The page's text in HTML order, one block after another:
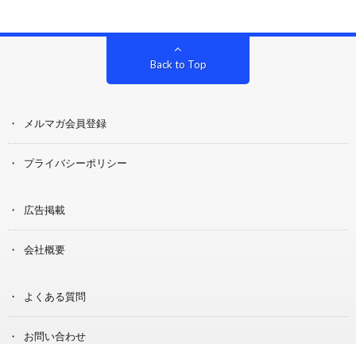
Back to Top
メルマガ会員登録
プライバシーポリシー
広告掲載
会社概要
よくある質問
お問い合わせ